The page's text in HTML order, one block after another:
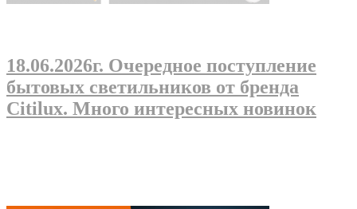
18.06.2026г. Очередное поступление
бытовых светильников от бренда
Citilux. Много интересных новинок